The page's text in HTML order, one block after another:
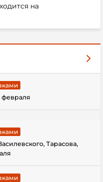
на
февраля
Тарасова,